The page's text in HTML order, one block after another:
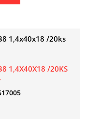
1,4X40X18 /20KS